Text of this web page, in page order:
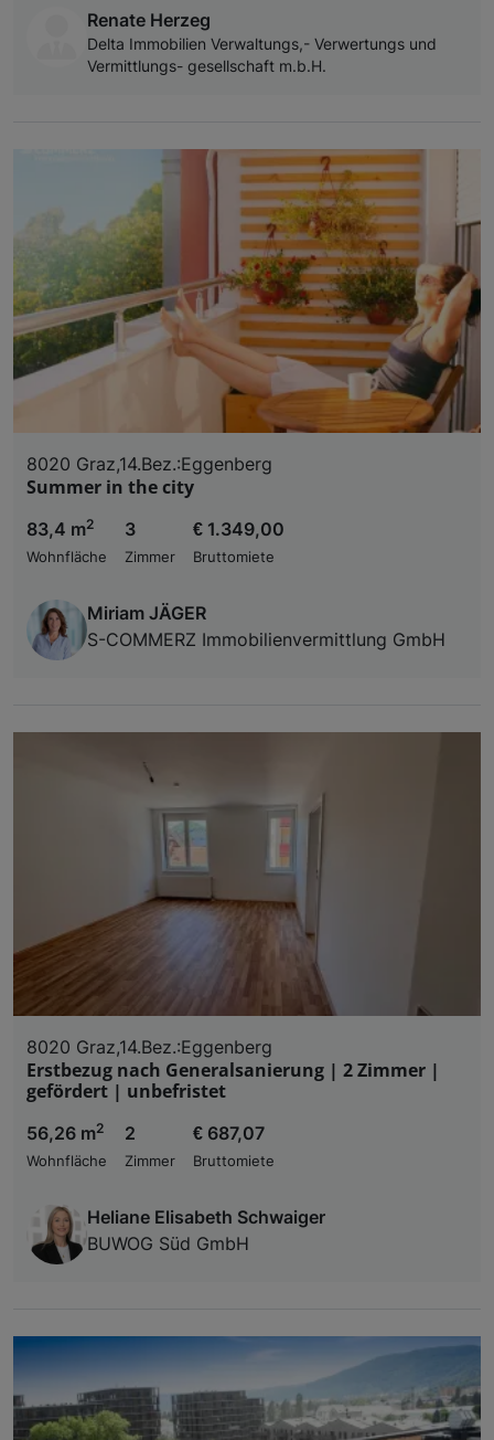
Renate Herzeg
Delta Immobilien Verwaltungs,- Verwertungs und
Vermittlungs- gesellschaft m.b.H.
8020 Graz,14.Bez.:Eggenberg
Summer in the city
83,4 m2
Wohnfläche
3
Zimmer
€ 1.349,00
Bruttomiete
Miriam JÄGER
S-COMMERZ Immobilienvermittlung GmbH
8020 Graz,14.Bez.:Eggenberg
Erstbezug nach Generalsanierung | 2 Zimmer |
gefördert | unbefristet
56,26 m2
Wohnfläche
2
Zimmer
€ 687,07
Bruttomiete
Heliane Elisabeth Schwaiger
BUWOG Süd GmbH